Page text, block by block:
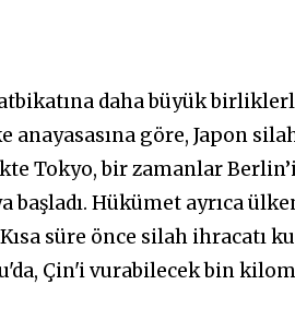
daha büyük
göre, Japon
Tokyo, bir zamanlar
başladı. Hükümet ayrıca
süre önce silah ihracatı
Çin'i vurabilecek bin